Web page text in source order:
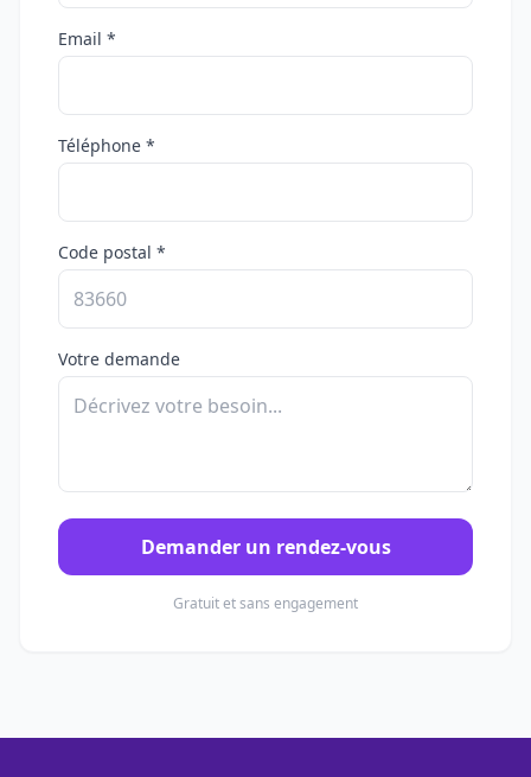
Email *
Téléphone *
Code postal *
Votre demande
Demander un rendez-vous
Gratuit et sans engagement